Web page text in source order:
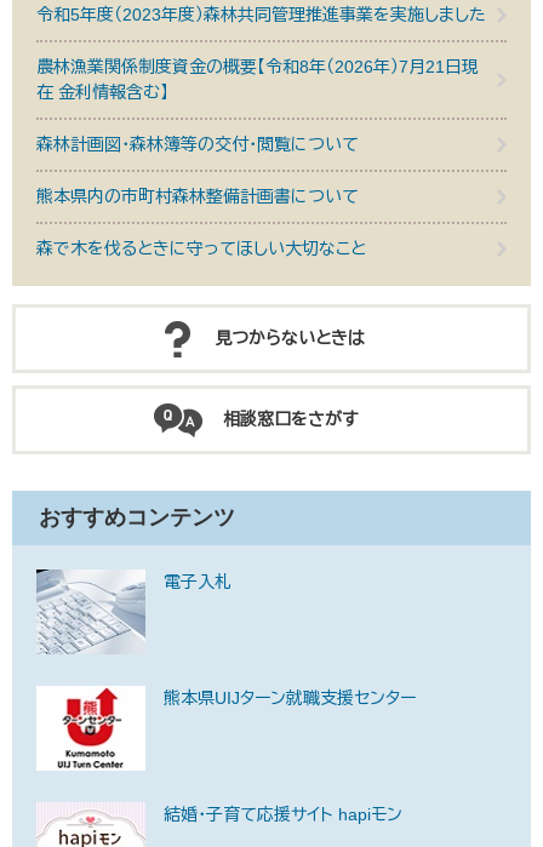
令和5年度（2023年度）森林共同管理推進事業を実施しました
農林漁業関係制度資金の概要【令和8年（2026年）7月21日現
在 金利情報含む】
森林計画図・森林簿等の交付・閲覧について
熊本県内の市町村森林整備計画書について
森で木を伐るときに守ってほしい大切なこと
見つからないときは
相談窓口をさがす
おすすめコンテンツ
電子入札
熊本県UIJターン就職支援センター
結婚・子育て応援サイト hapiモン